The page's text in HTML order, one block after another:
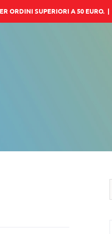
ORDINI SUPERIORI A 50 EURO. |